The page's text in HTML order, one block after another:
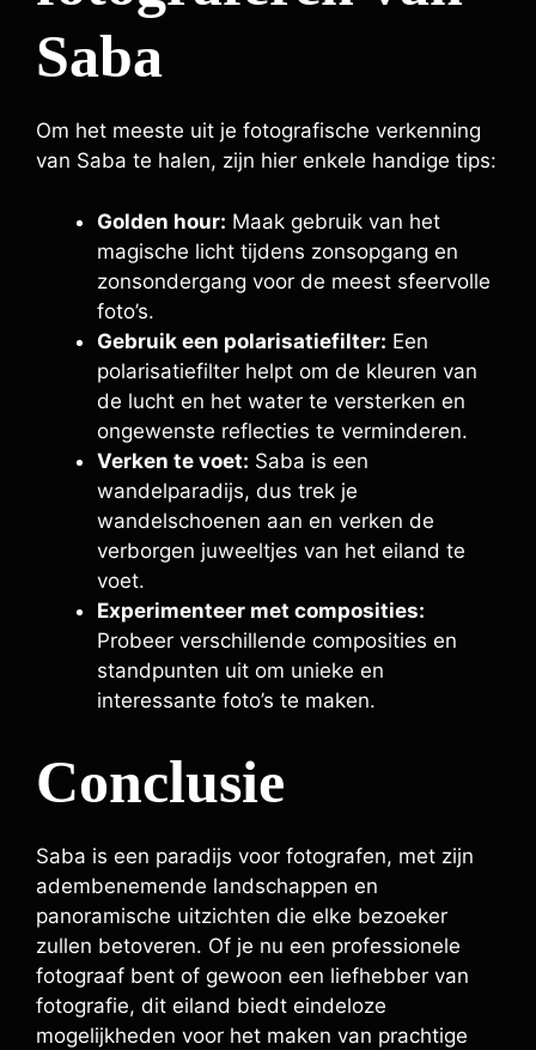
Saba
Om het meeste uit je fotografische verkenning
van Saba te halen, zijn hier enkele handige tips:
Golden hour: Maak gebruik van het
magische licht tijdens zonsopgang en
zonsondergang voor de meest sfeervolle
foto’s.
Gebruik een polarisatiefilter: Een
polarisatiefilter helpt om de kleuren van
de lucht en het water te versterken en
ongewenste reflecties te verminderen.
Verken te voet: Saba is een
wandelparadijs, dus trek je
wandelschoenen aan en verken de
verborgen juweeltjes van het eiland te
voet.
Experimenteer met composities:
Probeer verschillende composities en
standpunten uit om unieke en
interessante foto’s te maken.
Conclusie
Saba is een paradijs voor fotografen, met zijn
adembenemende landschappen en
panoramische uitzichten die elke bezoeker
zullen betoveren. Of je nu een professionele
fotograaf bent of gewoon een liefhebber van
fotografie, dit eiland biedt eindeloze
mogelijkheden voor het maken van prachtige